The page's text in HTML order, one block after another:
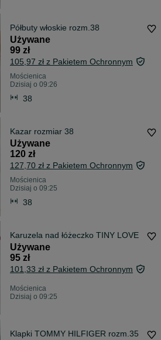
Półbuty włoskie rozm.38
Używane
99 zł
105,97 zł z Pakietem Ochronnym
Mościenica
Dzisiaj o 09:26
38
Kazar rozmiar 38
Używane
120 zł
127,70 zł z Pakietem Ochronnym
Mościenica
Dzisiaj o 09:25
38
Karuzela nad łóżeczko TINY LOVE
Używane
95 zł
101,33 zł z Pakietem Ochronnym
Mościenica
Dzisiaj o 09:25
Klapki TOMMY HILFIGER rozm.35